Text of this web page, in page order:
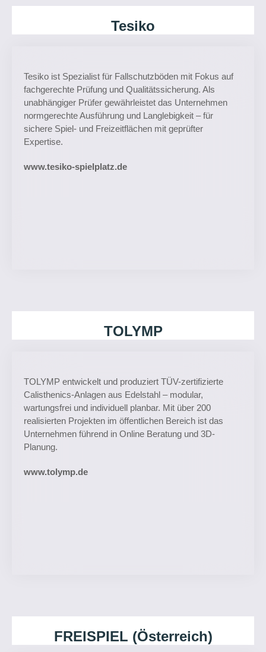
Tesiko
Tesiko ist Spezialist für Fallschutzböden mit Fokus auf
fachgerechte Prüfung und Qualitätssicherung. Als
unabhängiger Prüfer gewährleistet das Unternehmen
normgerechte Ausführung und Langlebigkeit – für
sichere Spiel- und Freizeitflächen mit geprüfter
Expertise.
www.tesiko-spielplatz.de
TOLYMP
TOLYMP entwickelt und produziert TÜV-zertifizierte
Calisthenics-Anlagen aus Edelstahl – modular,
wartungsfrei und individuell planbar. Mit über 200
realisierten Projekten im öffentlichen Bereich ist das
Unternehmen führend in Online Beratung und 3D-
Planung.
www.tolymp.de​
FREISPIEL (Österreich)